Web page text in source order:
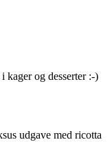
kager og desserter :-)
udgave med ricotta